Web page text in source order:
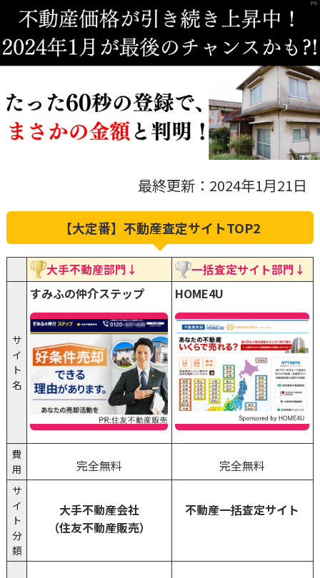
最終更新：2024年1月21日
【大定番】不動産査定サイトTOP2
大手不動産部門↓ 一括査定サイト部門↓
サ
イ
ト
名
すみふの仲介ステップ HOME4U
費
用
完全無料 完全無料
サ
イ
ト
分
類
大手不動産会社
（住友不動産販売）
不動産一括査定サイト